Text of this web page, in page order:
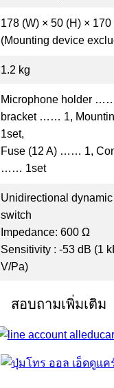
178 (W) × 50 (H) × 170
(Mounting device
1.2 kg
Microphone holder
bracket …… 1,
1set,
Fuse (12 A) …… 1,
…… 1set
Unidirectional
switch
Impedance: 600 Ω
Sensitivity : -53 dB (1
V/Pa)
สอบถามเพิ่มเติม